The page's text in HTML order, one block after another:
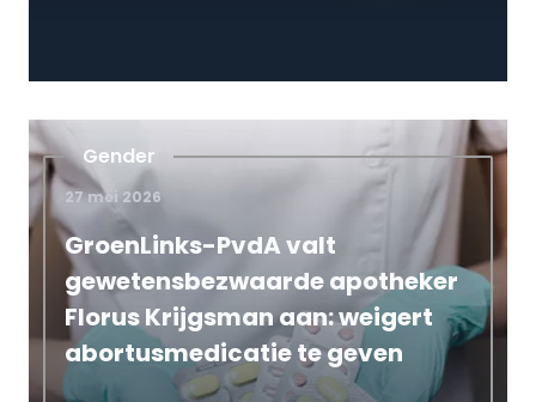
Gender
27 mei 2026
GroenLinks-PvdA valt
gewetensbezwaarde apotheker
Florus Krijgsman aan: weigert
abortusmedicatie te geven